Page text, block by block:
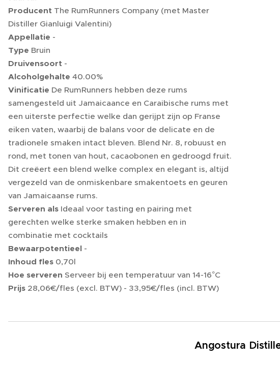
Producent The RumRunners Company (met Master
Distiller Gianluigi Valentini​)
Appellatie -
Type Bruin
Druivensoort -
Alcoholgehalte 40.00%
Vinificatie De RumRunners hebben deze rums
samengesteld uit Jamaicaance en Caraibische rums met
een uiterste perfectie welke dan gerijpt zijn op Franse
eiken vaten, waarbij de balans voor de delicate en de
tradionele smaken intact bleven. Blend Nr. 8, robuust en
rond, met tonen van hout, cacaobonen en gedroogd fruit.
Dit creëert een blend welke complex en elegant is, altijd
vergezeld van de onmiskenbare smakentoets en geuren
van Jamaicaanse rums.
Serveren als Ideaal voor tasting en pairing met
gerechten welke sterke smaken hebben en in
combinatie met cocktails
Bewaarpotentieel -
Inhoud fles 0,70l
Hoe serveren Serveer bij een temperatuur van 14-16°C
Prijs 28,06€/fles (excl. BTW) - 33,95€/fles (incl. BTW)
Angostura